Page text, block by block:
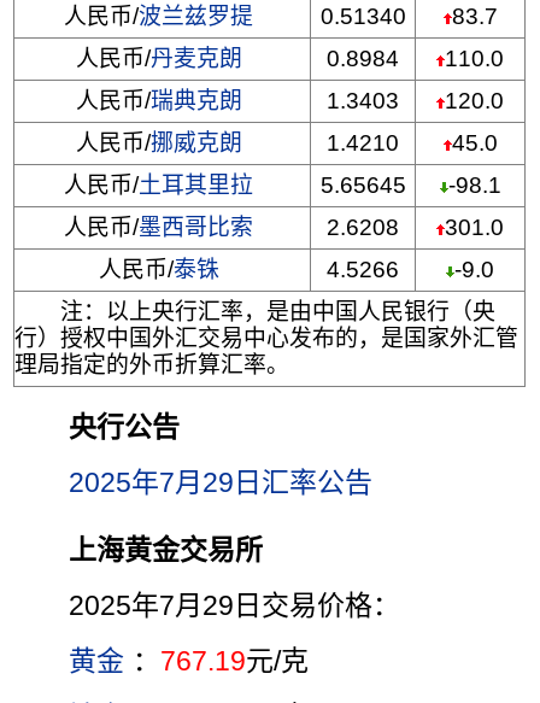
人民币/波兰兹罗提 0.51340
83.7
人民币/丹麦克朗 0.8984
110.0
人民币/瑞典克朗 1.3403
120.0
人民币/挪威克朗 1.4210
45.0
人民币/土耳其里拉 5.65645
-98.1
人民币/墨西哥比索 2.6208
301.0
人民币/泰铢 4.5266
-9.0
注：以上央行汇率，是由中国人民银行（央
行）授权中国外汇交易中心发布的，是国家外汇管
理局指定的外币折算汇率。
央行公告
2025年7月29日汇率公告
上海黄金交易所
2025年7月29日交易价格：
黄金 ： 767.19元/克